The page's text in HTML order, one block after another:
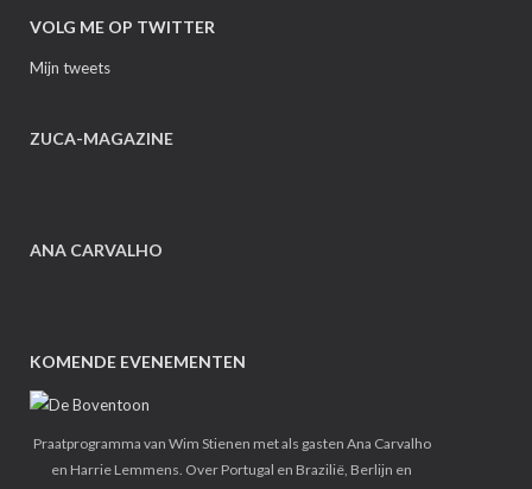
VOLG ME OP TWITTER
Mijn tweets
ZUCA-MAGAZINE
ANA CARVALHO
KOMENDE EVENEMENTEN
Praatprogramma van Wim Stienen met als gasten Ana Carvalho
en Harrie Lemmens. Over Portugal en Brazilië, Berlijn en